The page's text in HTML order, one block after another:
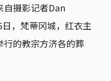
自摄影记者Dan
，梵蒂冈城，红衣主
的教宗方济各的葬